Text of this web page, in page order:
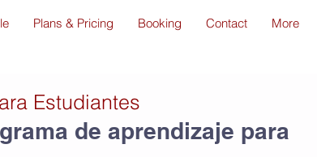
Plans & Pricing Booking Contact More
Estudiantes
de aprendizaje para